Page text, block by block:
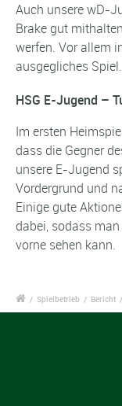
Auch unsere wD-
Brake gut
werfen. Vor allem
ausgegliches Spiel.
HSG E-Jugend –
Im ersten
dass die Gegner
unsere E-Jugend
Vordergrund und
Einige gute
dabei, sodass
vorne sehen kann.
/ Spielbetrieb / Bericht /